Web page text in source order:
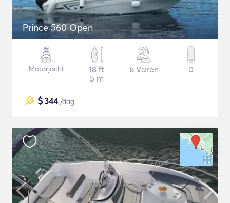
Prince 560 Open
Motorjacht
18 ft
5 m
6 Varen 0
$344/dag